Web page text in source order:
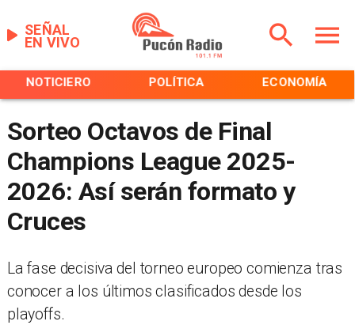
EN VIVO
SEÑAL
NOTICIERO POLÍTICA ECONOMÍA
Sorteo Octavos de Final
Champions League 2025-
2026: Así serán formato y
Cruces
La fase decisiva del torneo europeo comienza tras
conocer a los últimos clasificados desde los
playoffs.